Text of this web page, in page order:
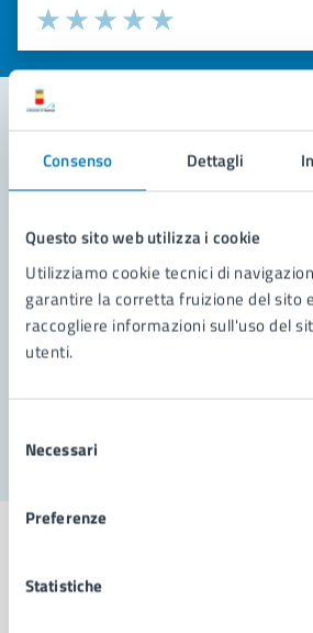
Consenso Dettagli
Questo sito web utilizza i cookie
Utilizziamo cookie tecnici di
garantire la corretta fruizione del sito
raccogliere informazioni sull'uso del
utenti.
delNecessari
Preferenze
Statistiche
Valuta la chiarezza delle informazioni (da 1
Seleziona il numero di stelle per
Valuta 5 stelle su 5
Valuta 4 stelle su 5
Valuta 3 stelle su 5
Valuta 2 stelle su 5
Valuta 1 stelle su 5
Contatta il comune
Richiedi assistenza
Prenota appuntamento
Problemi in città